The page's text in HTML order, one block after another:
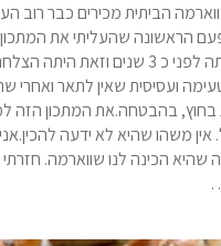
הביתית מכירים כבר רוב
הראשונה שהעליתי את המתכון
לאינסטגרם היתה לפני כ 3 שנים וזאת היתה
ועסיסית שאין לתאר ואחרי
בחוץ, בהבטחה.את המתכון הזה
משהו שהיא לא ידעה
הכינה לנו שווארמה.